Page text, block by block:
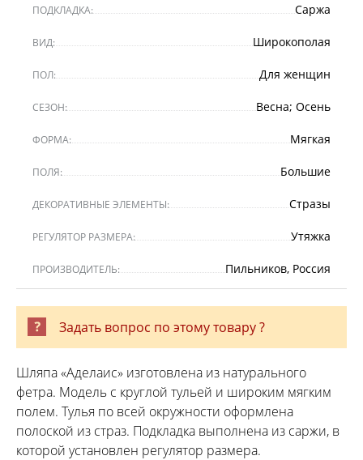
ПОДКЛАДКА: Саржа
ВИД: Широкополая
ПОЛ: Для женщин
СЕЗОН: Весна; Осень
ФОРМА: Мягкая
ПОЛЯ: Большие
ДЕКОРАТИВНЫЕ ЭЛЕМЕНТЫ: Стразы
РЕГУЛЯТОР РАЗМЕРА: Утяжка
ПРОИЗВОДИТЕЛЬ: Пильников, Россия
Задать вопрос по этому товару ?
Шляпа «Аделаис» изготовлена из натурального
фетра. Модель с круглой тульей и широким мягким
полем. Тулья по всей окружности оформлена
полоской из страз. Подкладка выполнена из саржи, в
которой установлен регулятор размера.